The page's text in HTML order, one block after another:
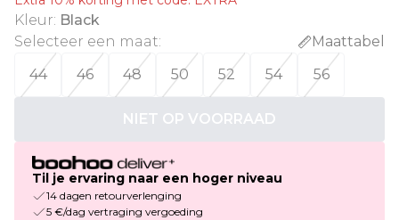
Kleur: Black
Selecteer een maat:
Maattabel
44
46 48 50 52 54 56
NIET OP VOORRAAD
Til je ervaring naar een hoger niveau
14 dagen retourverlenging
5 €/dag vertraging vergoeding